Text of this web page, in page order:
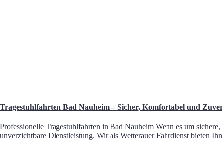
Tragestuhlfahrten Bad Nauheim – Sicher, Komfortabel und
Professionelle Tragestuhlfahrten in Bad Nauheim Wenn es um
unverzichtbare Dienstleistung. Wir als Wetterauer Fahrdienst bieten